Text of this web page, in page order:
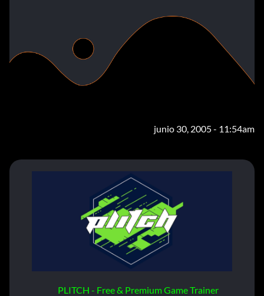
junio 30, 2005 - 11:54am
PLITCH - Free & Premium Game Trainer